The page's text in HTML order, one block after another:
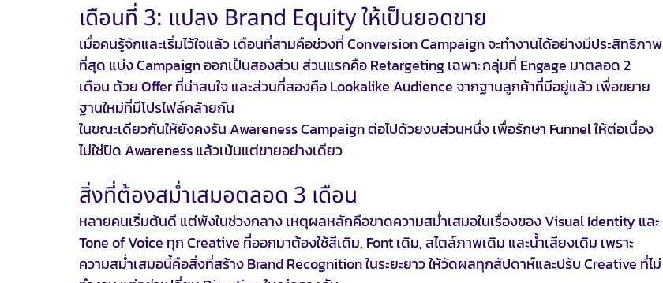
เดือนที่ 3: แปลง Brand Equity ให้เป็นยอดขาย
เมื่อคนรู้จักและเริ่มไว้ใจแล้ว เดือนที่สามคือช่วงที่ Conversion Campaign จะทำงานได้อย่างมีประสิทธิภาพ
ที่สุด แบ่ง Campaign ออกเป็นสองส่วน ส่วนแรกคือ Retargeting เฉพาะกลุ่มที่ Engage มาตลอด 2
เดือน ด้วย Offer ที่น่าสนใจ และส่วนที่สองคือ Lookalike Audience จากฐานลูกค้าที่มีอยู่แล้ว เพื่อขยาย
ฐานใหม่ที่มีโปรไฟล์คล้ายกัน
ในขณะเดียวกันให้ยังคงรัน Awareness Campaign ต่อไปด้วยงบส่วนหนึ่ง เพื่อรักษา Funnel ให้ต่อเนื่อง
ไม่ใช่ปิด Awareness แล้วเน้นแต่ขายอย่างเดียว
สิ่งที่ต้องสม่ำเสมอตลอด 3 เดือน
หลายคนเริ่มต้นดี แต่พังในช่วงกลาง เหตุผลหลักคือขาดความสม่ำเสมอในเรื่องของ Visual Identity และ
Tone of Voice ทุก Creative ที่ออกมาต้องใช้สีเดิม, Font เดิม, สไตล์ภาพเดิม และน้ำเสียงเดิม เพราะ
ความสม่ำเสมอนี้คือสิ่งที่สร้าง Brand Recognition ในระยะยาว ให้วัดผลทุกสัปดาห์และปรับ Creative ที่ไม่